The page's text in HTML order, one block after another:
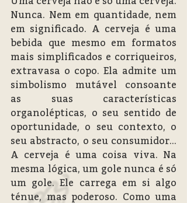
Nunca. Nem em quantidade, nem
em significado. A cerveja é uma
bebida que mesmo em formatos
mais simplificados e corriqueiros,
extravasa o copo. Ela admite um
simbolismo mutável consoante
as suas características
organolépticas, o seu sentido de
oportunidade, o seu contexto, o
seu abstracto, o seu consumidor…
A cerveja é uma coisa viva. Na
mesma lógica, um gole nunca é só
um gole. Ele carrega em si algo
ténue, mas poderoso. Como uma